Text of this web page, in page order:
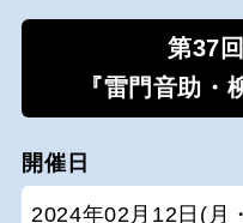
第37
『雷門音助・
開催日
2024年02月12日(月